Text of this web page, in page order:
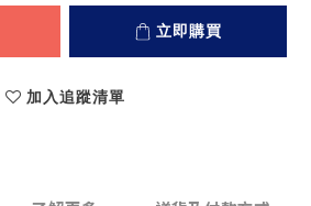
立即購買
加入追蹤清單